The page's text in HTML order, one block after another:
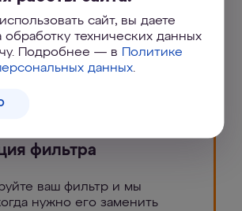
фильтра
ваш фильтр и мы
нужно его заменить
сайт, вы даете
обработку технических данных
Подробнее — в Политике
данных